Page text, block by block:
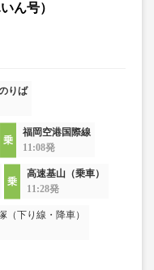
ん号）
りば
福岡空港国際線
11:08発
高速基山（乗車）
11:28発
（下り線・降車）